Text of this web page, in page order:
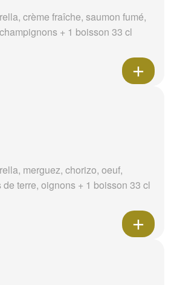
crème fraîche, saumon fumé,
+ 1 boisson 33 cl
merguez, chorizo, oeuf,
terre, oignons + 1 boisson 33 cl